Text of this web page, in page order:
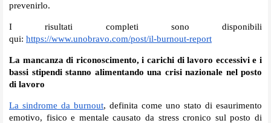
prevenirlo.
I risultati completi sono disponibili
qui: https://www.unobravo.com/post/il-burnout-report
La mancanza di riconoscimento, i carichi di lavoro eccessivi e i
bassi stipendi stanno alimentando una crisi nazionale nel posto
di lavoro
La sindrome da burnout, definita come uno stato di esaurimento
emotivo, fisico e mentale causato da stress cronico sul posto di